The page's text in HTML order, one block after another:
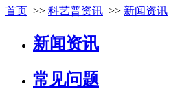
首页 >> 科艺普资讯 >> 新闻资讯
新闻资讯
常见问题